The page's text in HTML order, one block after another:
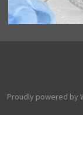
Proudly powered by